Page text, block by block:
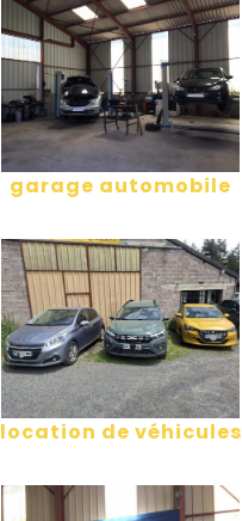
garage automobile
location de véhicules